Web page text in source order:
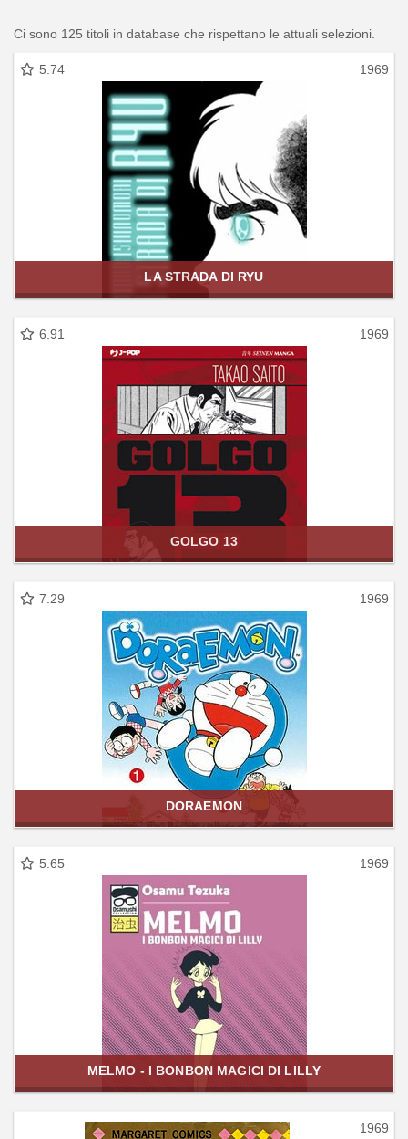
Ci sono 125 titoli in database che rispettano le attuali selezioni.
5.74 1969
LA STRADA DI RYU
6.91 1969
GOLGO 13
7.29 1969
DORAEMON
5.65 1969
MELMO - I BONBON MAGICI DI LILLY
1969